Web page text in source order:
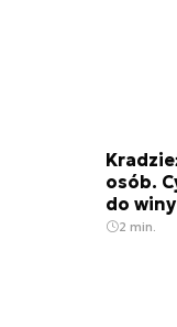
osób.
do winy
2 min.